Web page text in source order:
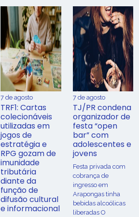
7 de agosto
TRF1: Cartas
colecionáveis
utilizadas em
jogos de
estratégia e
RPG gozam de
imunidade
tributária
diante da
função de
difusão cultural
e informacional
7 de agosto
TJ/PR condena
organizador de
festa “open
bar” com
adolescentes e
jovens
Festa privada com
cobrança de
ingresso em
Arapongas tinha
bebidas alcoólicas
liberadas O